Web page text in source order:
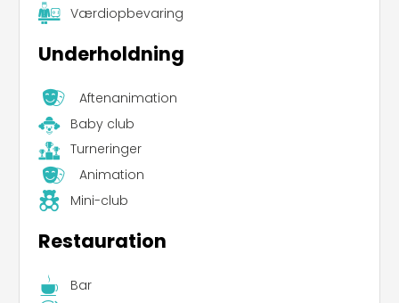
Værdiopbevaring
Underholdning
Aftenanimation
Baby club
Turneringer
Animation
Mini-club
Restauration
Bar